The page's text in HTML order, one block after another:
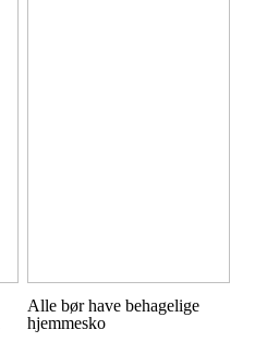
Alle bør have behagelige
hjemmesko